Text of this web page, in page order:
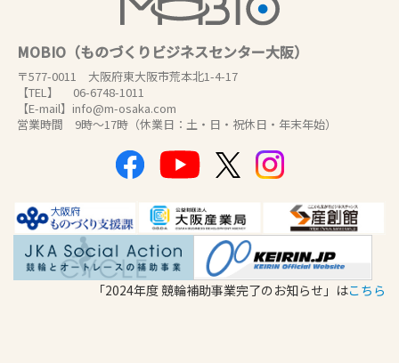
MOBIO（ものづくりビジネスセンター大阪）
〒577-0011 大阪府東大阪市荒本北1-4-17
【TEL】 06-6748-1011
【E-mail】info@m-osaka.com
営業時間 9時～17時（休業日：土・日・祝休日・年末年始）
「2024年度 競輪補助事業完了のお知らせ」はこちら